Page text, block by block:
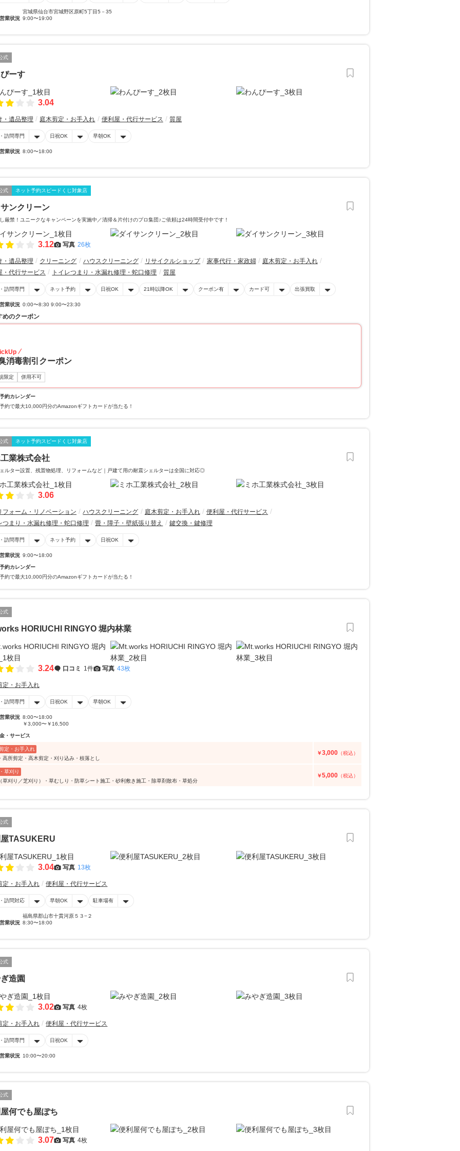
宮城県仙台市宮城野区原町5丁目5－35
業状況 9:00〜19:00
式
ーす
3.04
・遺品整理 庭木剪定・お手入れ 便利屋・代行サービス 質屋
訪問専門 日祝OK 早朝OK
業状況 8:00〜18:00
式 ネット予約スピードくじ対象店
ンクリーン
厳禁！ユニークなキャンペーンを実施中／清掃＆片付けのプロ集団♪ご依頼は24時間受付中です！
3.12 写真 26枚
・遺品整理 クリーニング ハウスクリーニング リサイクルショップ 家事代行・家政婦
庭木剪定・お手入れ
・代行サービス
トイレつまり・水漏れ修理・蛇口修理 質屋
訪問専門 ネット予約 日祝OK 21時以降OK クーポン有 カード可 出張買取
業状況 0:00〜8:30 9:00〜23:30
めのクーポン
消毒割引クーポン
限定 併用不可
約カレンダー
約で最大10,000円分のAmazonギフトカードが当たる！
式 ネット予約スピードくじ対象店
業株式会社
ルター設置、残置物処理、リフォームなど｜戸建て用の耐震シェルターは全国に対応◎
3.06
フォーム・リノベーション ハウスクリーニング 庭木剪定・お手入れ
便利屋・代行サービス
つまり・水漏れ修理・蛇口修理
畳・障子・壁紙張り替え 鍵交換・鍵修理
訪問専門 ネット予約 日祝OK
業状況 9:00〜18:00
約カレンダー
約で最大10,000円分のAmazonギフトカードが当たる！
式
HORIUCHI RINGYO 堀内林業
3.24 口コミ 1件 写真 43枚
定・お手入れ
訪問専門 日祝OK 早朝OK
業状況 8:00〜18:00
￥3,000〜￥16,500
・サービス
定・お手入れ
高所剪定・高木剪定・刈り込み・枝落とし
￥3,000 （税込）
草刈り
草刈り／芝刈り）・草むしり・防草シート施工・砂利敷き施工・除草剤散布・草処分
￥5,000 （税込）
式
TASUKERU
3.04 写真 13枚
定・お手入れ 便利屋・代行サービス
訪問対応 早朝OK 駐車場有
福島県郡山市十貫河原５３−２
業状況 8:30〜18:00
式
造園
3.02 写真 4枚
定・お手入れ 便利屋・代行サービス
訪問専門 日祝OK
業状況 10:00〜20:00
式
何でも屋ぽち
3.07 写真 4枚